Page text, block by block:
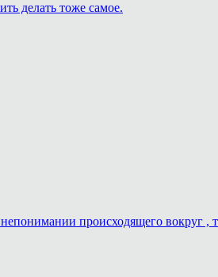
делать тоже самое.
происходящего